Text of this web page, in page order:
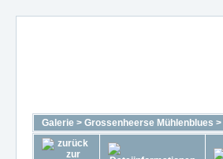
Galerie > Grossenheerse Mühlenblues >